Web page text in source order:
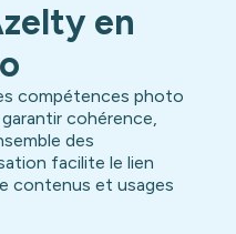
en
compétences photo
cohérence,
des
facilite le lien
contenus et usages